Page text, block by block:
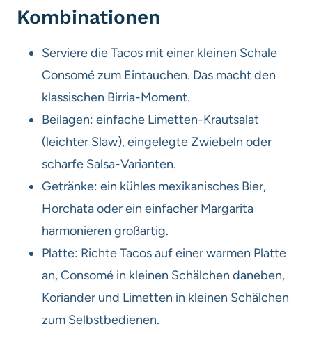
Kombinationen
Serviere die Tacos mit einer kleinen Schale
Consomé zum Eintauchen. Das macht den
klassischen Birria-Moment.
Beilagen: einfache Limetten-Krautsalat
(leichter Slaw), eingelegte Zwiebeln oder
scharfe Salsa-Varianten.
Getränke: ein kühles mexikanisches Bier,
Horchata oder ein einfacher Margarita
harmonieren großartig.
Platte: Richte Tacos auf einer warmen Platte
an, Consomé in kleinen Schälchen daneben,
Koriander und Limetten in kleinen Schälchen
zum Selbstbedienen.